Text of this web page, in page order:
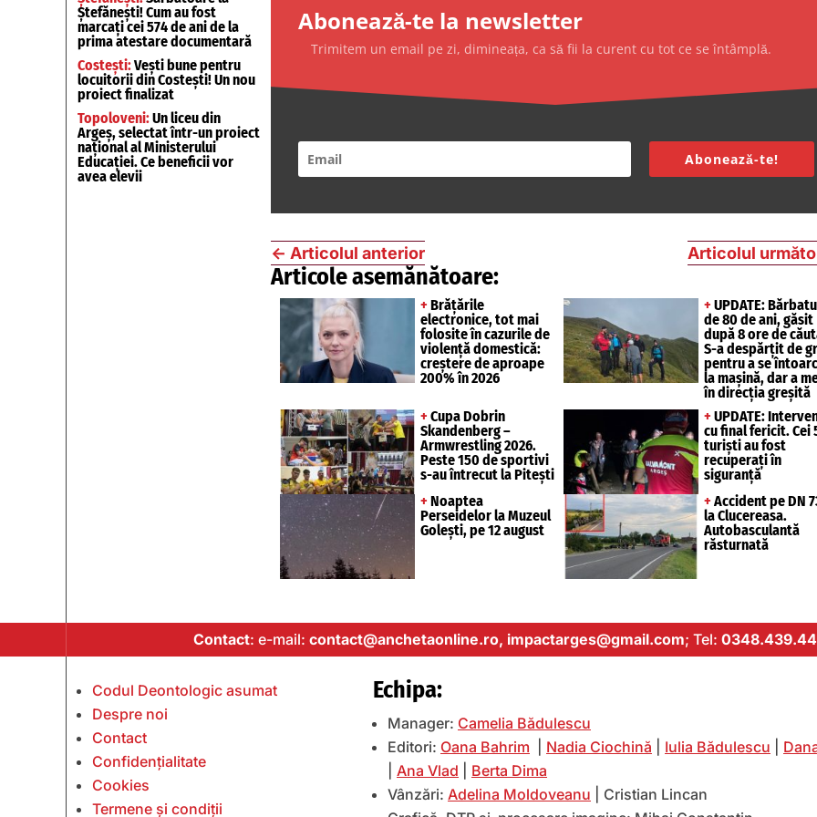
Ștefănești! Cum au fost
marcați cei 574 de ani de la
prima atestare documentară
Costești:Vești bune pentru
locuitorii din Costești! Un nou
proiect finalizat
Topoloveni:Un liceu din
Argeș, selectat într-un proiect
național al Ministerului
Educației. Ce beneficii vor
avea elevii
Abonează-te la newsletter
Trimitem un email pe zi, dimineața, ca să fii la curent cu tot ce se întâmplă.
Abonează-te!
← Articolul anterior Articolul
Articole asemănătoare:
+ Brățările
electronice, tot mai
folosite în cazurile de
violență domestică:
creștere de aproape
200% în 2026
+ UPDATE:
de 80 de ani, găsit
după 8 ore de
S-a despărțit de
pentru a se
la mașină, dar a
în direcția greșită
+ Cupa Dobrin
Skandenberg –
Armwrestling 2026.
Peste 150 de sportivi
s-au întrecut la Pitești
+ UPDATE:
cu final fericit. Cei
turiști au fost
recuperați în
siguranță
+ Noaptea
Perseidelor la Muzeul
Golești, pe 12 august
+ Accident pe DN
la Clucereasa.
Autobasculantă
răsturnată
Contact: e-mail: contact@anchetaonline.ro, impactarges@gmail.com; Tel:
Codul Deontologic asumat
Despre noi
Contact
Confidențialitate
Cookies
Termene și condiții
Echipa:
Manager: Camelia Bădulescu
Editori: Oana Bahrim Nadia Ciochină Iulia Bădulescu
Ana Vlad
Berta Dima
Vânzări: Adelina Moldoveanu | Cristian Lincan